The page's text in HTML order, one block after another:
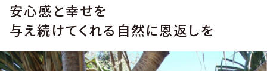
安心感と幸せを
与え続けてくれる自然に恩返しを